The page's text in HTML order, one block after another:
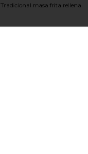
Tradicional masa frita rellena